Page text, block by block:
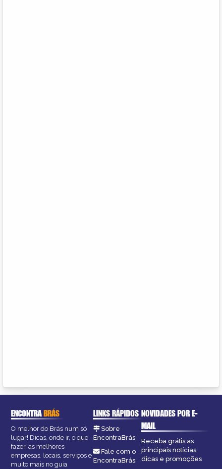
ENCONTRABRÁS
O melhor do Brás num só
lugar! Dicas, onde ir, o que
fazer, as melhores
empresas, locais, serviços e
muito mais no guia
LINKS RÁPIDOS
Sobre
EncontraBrás
Fale com o
EncontraBrás
NOVIDADES POR E-
MAIL
Receba grátis as
principais notícias,
dicas e promoções